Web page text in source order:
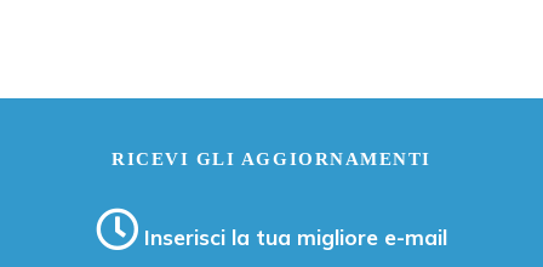
RICEVI GLI AGGIORNAMENTI
Inserisci la tua migliore e-mail